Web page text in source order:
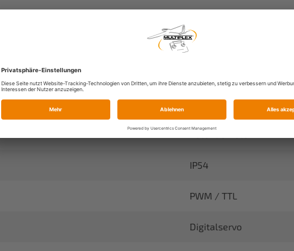
Coreless
Potentiometer
IP54
PWM / TTL
Digitalservo